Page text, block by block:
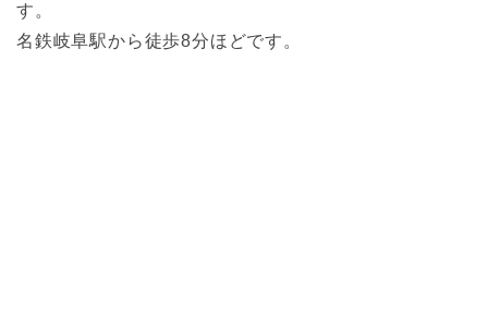
す。
名鉄岐阜駅から徒歩8分ほどです。